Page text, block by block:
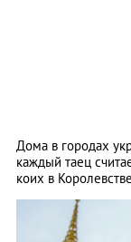
Дома в городах
каждый таец
коих в